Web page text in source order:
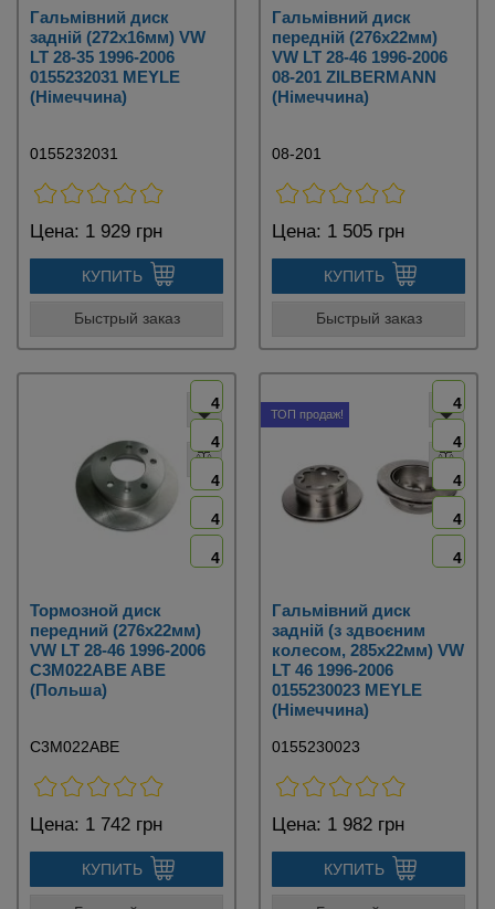
Гальмівний диск
задній (272х16мм) VW
LT 28-35 1996-2006
0155232031 MEYLE
(Німеччина)
0155232031
Цена: 1 929 грн
КУПИТЬ
Быстрый заказ
Гальмівний диск
передній (276х22мм)
VW LT 28-46 1996-2006
08-201 ZILBERMANN
(Німеччина)
08-201
Цена: 1 505 грн
КУПИТЬ
Быстрый заказ
4
4
4
4
4
Тормозной диск
передний (276х22мм)
VW LT 28-46 1996-2006
C3M022ABE ABE
(Польша)
C3M022ABE
Цена: 1 742 грн
КУПИТЬ
ТОП продаж!
4
4
4
4
4
Гальмівний диск
задній (з здвоєним
колесом, 285х22мм) VW
LT 46 1996-2006
0155230023 MEYLE
(Німеччина)
0155230023
Цена: 1 982 грн
КУПИТЬ